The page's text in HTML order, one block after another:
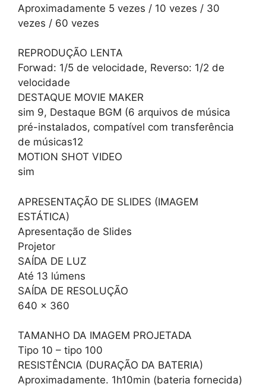
Aproximadamente 5 vezes / 10 vezes / 30
vezes / 60 vezes
REPRODUÇÃO LENTA
Forwad: 1/5 de velocidade, Reverso: 1/2 de
velocidade
DESTAQUE MOVIE MAKER
sim 9, Destaque BGM (6 arquivos de música
pré-instalados, compatível com transferência
de músicas12
MOTION SHOT VIDEO
sim
APRESENTAÇÃO DE SLIDES (IMAGEM
ESTÁTICA)
Apresentação de Slides
Projetor
SAÍDA DE LUZ
Até 13 lúmens
SAÍDA DE RESOLUÇÃO
640 x 360
TAMANHO DA IMAGEM PROJETADA
Tipo 10 – tipo 100
RESISTÊNCIA (DURAÇÃO DA BATERIA)
Aproximadamente. 1h10min (bateria fornecida)